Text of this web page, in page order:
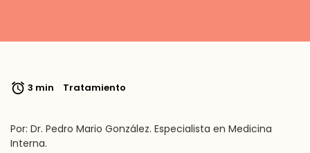
3 min Tratamiento
Por: Dr. Pedro Mario González. Especialista en Medicina
Interna.